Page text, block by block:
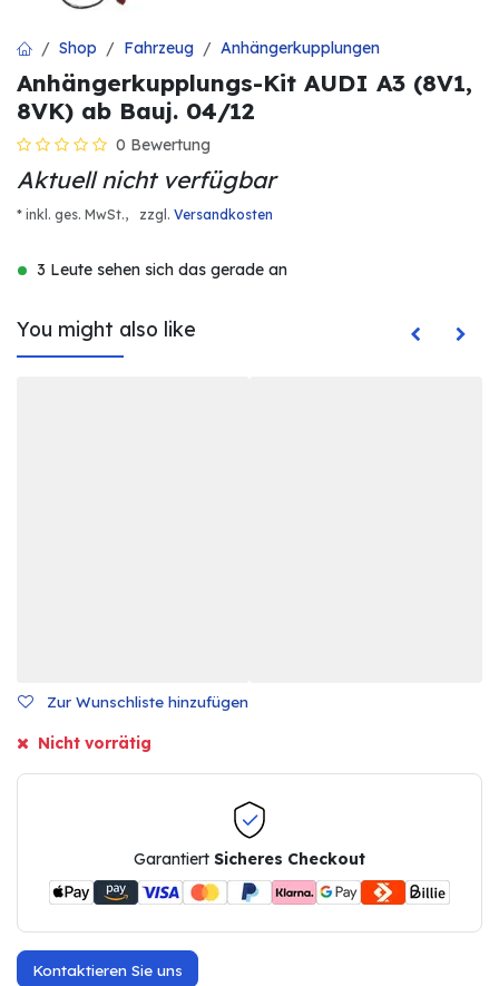
Shop Fahrzeug Anhängerkupplungen
Anhängerkupplungs-Kit AUDI A3 (8V1,
8VK) ab Bauj. 04/12
0 Bewertung
Aktuell nicht verfügbar
* inkl. ges. MwSt., zzgl. Versandkosten
3 Leute sehen sich das gerade an
You might also like
Zur Wunschliste hinzufügen
Nicht vorrätig
Garantiert Sicheres Checkout
Kontaktieren Sie uns